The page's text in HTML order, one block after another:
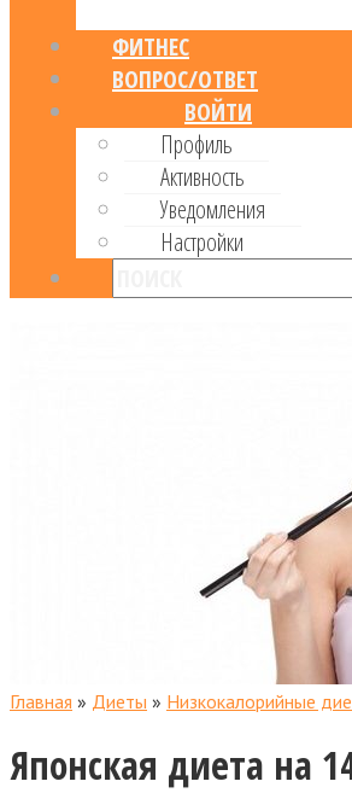
ФИТНЕС
ВОПРОС/ОТВЕТ
ВОЙТИ
Профиль
Активность
Уведомления
Настройки
Главная » Диеты » Низкокалорийные
Японская диета на